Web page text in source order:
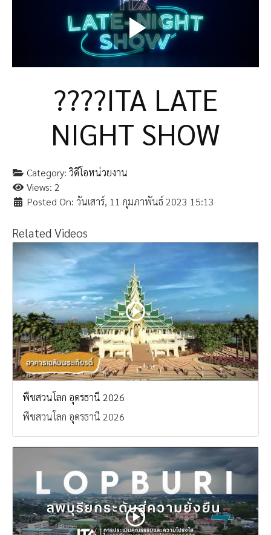
????️ITA LATE
NIGHT SHOW
Category: วิดีโอหน่วยงาน
Views: 2
Posted On: วันเสาร์, 11 กุมภาพันธ์ 2023 15:13
Related Videos
พืชสวนโลก อุดรธานี 2026
พืชสวนโลก อุดรธานี 2026